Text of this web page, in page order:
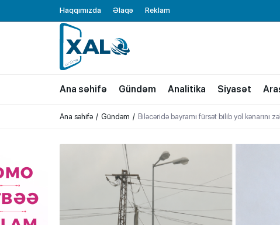
Haqqımızda Əlaqə Reklam
XALQ.ONLINE
ONLAYN PLATFORMA
Ana səhifə Gündəm Analitika Siyasət
Ana səhifə Gündəm Biləcəridə bayramı fürsət bilib yol kənarını